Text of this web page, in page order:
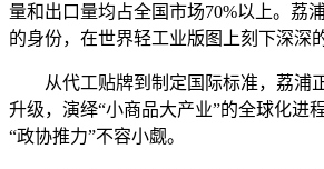
量和出口量均占全国市场70%以上。荔
的身份，在世界轻工业版图上刻下深深
从代工贴牌到制定国际标准，荔浦
升级，演绎“小商品大产业”的全球化进
“政协推力”不容小觑。